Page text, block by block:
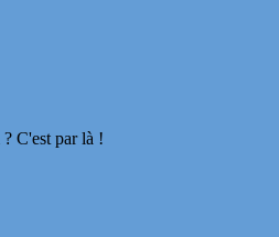
C'est par là !